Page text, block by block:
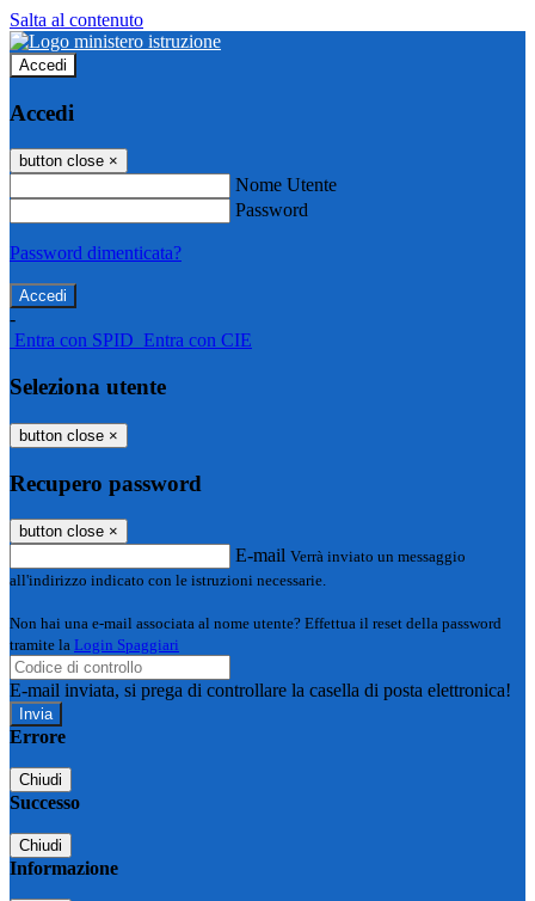
Salta al contenuto
Accedi
Accedi
button close ×
Nome Utente
Password
Password dimenticata?
-
Entra con SPID Entra con CIE
Seleziona utente
button close ×
Recupero password
button close ×
E-mail Verrà inviato un messaggio
all'indirizzo indicato con le istruzioni necessarie.
Non hai una e-mail associata al nome utente? Effettua il reset della password
tramite la Login Spaggiari
E-mail inviata, si prega di controllare la casella di posta elettronica!
Errore
Chiudi
Successo
Chiudi
Informazione